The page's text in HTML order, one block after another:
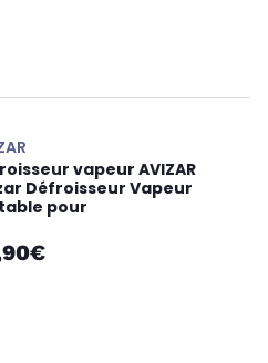
vapeur AVIZAR
Défroisseur Vapeur
pour